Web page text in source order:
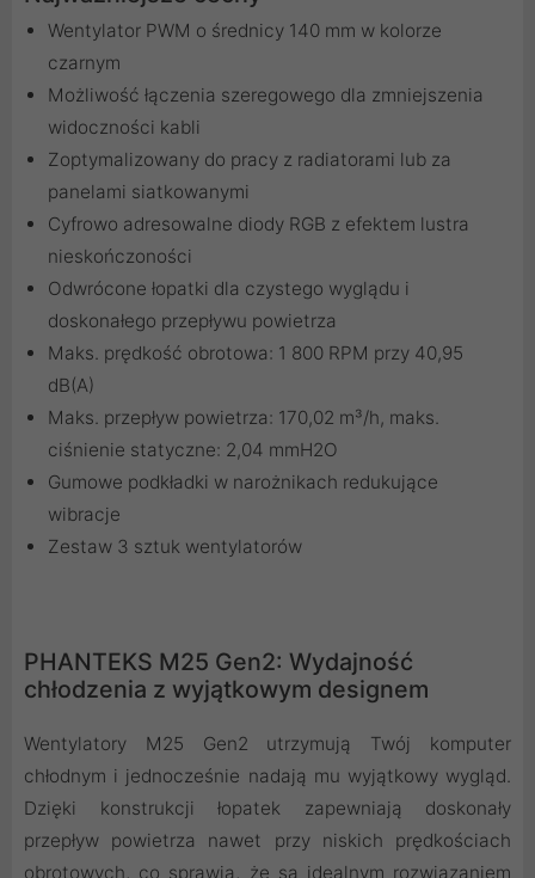
Wentylator PWM o średnicy 140 mm w kolorze
czarnym
Możliwość łączenia szeregowego dla zmniejszenia
widoczności kabli
Zoptymalizowany do pracy z radiatorami lub za
panelami siatkowanymi
Cyfrowo adresowalne diody RGB z efektem lustra
nieskończoności
Odwrócone łopatki dla czystego wyglądu i
doskonałego przepływu powietrza
Maks. prędkość obrotowa: 1 800 RPM przy 40,95
dB(A)
Maks. przepływ powietrza: 170,02 m³/h, maks.
ciśnienie statyczne: 2,04 mmH2O
Gumowe podkładki w narożnikach redukujące
wibracje
Zestaw 3 sztuk wentylatorów
PHANTEKS M25 Gen2: Wydajność
chłodzenia z wyjątkowym designem
Wentylatory M25 Gen2 utrzymują Twój komputer
chłodnym i jednocześnie nadają mu wyjątkowy wygląd.
Dzięki konstrukcji łopatek zapewniają doskonały
przepływ powietrza nawet przy niskich prędkościach
obrotowych, co sprawia, że są idealnym rozwiązaniem